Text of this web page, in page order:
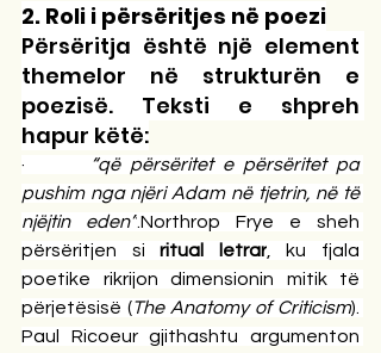
2. Roli i përsëritjes në poezi
Përsëritja është një element
themelor në strukturën e
poezisë. Teksti e shpreh
hapur këtë:
·
“që përsëritet e përsëritet pa
pushim nga njëri Adam në tjetrin, në të
njëjtin eden”.Northrop Frye e sheh
përsëritjen si ritual letrar, ku fjala
poetike rikrijon dimensionin mitik të
përjetësisë (The Anatomy of Criticism).
Paul Ricoeur gjithashtu argumenton